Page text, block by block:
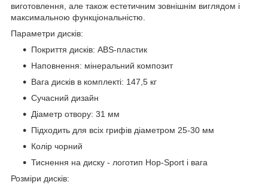
виготовлення, але також естетичним зовнішнім виглядом і
максимальною функціональністю.
Параметри дисків:
Покриття дисків: ABS-пластик
Наповнення: мінеральний композит
Вага дисків в комплекті: 147,5 кг
Сучасний дизайн
Діаметр отвору: 31 мм
Підходить для всіх грифів діаметром 25-30 мм
Колір чорний
Тиснення на диску - логотип Hop-Sport і вага
Розміри дисків: